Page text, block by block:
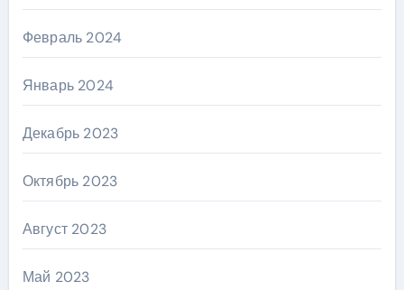
Февраль 2024
Январь 2024
Декабрь 2023
Октябрь 2023
Август 2023
Май 2023